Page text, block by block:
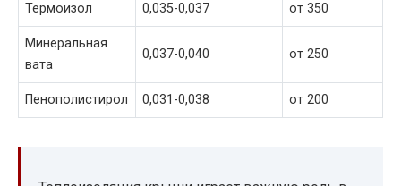
Термоизол 0,035-0,037 от 350
Минеральная
вата
0,037-0,040 от 250
Пенополистирол 0,031-0,038 от 200